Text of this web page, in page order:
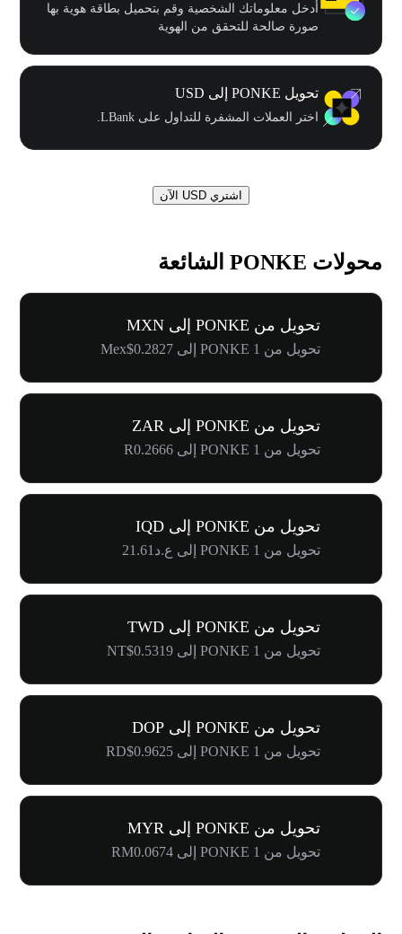
أدخل معلوماتك الشخصية وقم بتحميل بطاقة هوية بها
صورة صالحة للتحقق من الهوية
تحويل PONKE إلى USD
اختر العملات المشفرة للتداول على LBank.
اشتري USD الآن
محولات PONKE الشائعة
تحويل من PONKE إلى MXN
تحويل من 1 PONKE إلى Mex$0.2827
تحويل من PONKE إلى ZAR
تحويل من 1 PONKE إلى R0.2666
تحويل من PONKE إلى IQD
تحويل من 1 PONKE إلى ع.د21.61
تحويل من PONKE إلى TWD
تحويل من 1 PONKE إلى NT$0.5319
تحويل من PONKE إلى DOP
تحويل من 1 PONKE إلى RD$0.9625
تحويل من PONKE إلى MYR
تحويل من 1 PONKE إلى RM0.0674